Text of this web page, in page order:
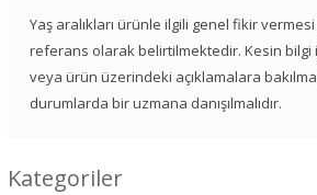
Yaş aralıkları ürünle ilgili genel fikir
referans olarak belirtilmektedir. Kesin bilgi
veya ürün üzerindeki açıklamalara
durumlarda bir uzmana danışılmalıdır.
Kategoriler